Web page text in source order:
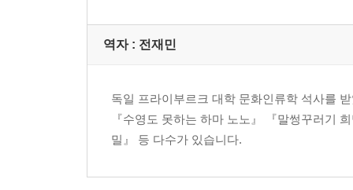
신비에 관해 의견을 나누고 고민해 보는 것은 무척
이 책은 어린이들의 인문적 소양을 높이도록
들어가는 말
정의롭다는 것은 무엇인가요?
왜 세상에는 그렇게 많은 전쟁과 폭력이 있나요?
왜 사람은 죽어야 하나요?
역자 : 전재민
독일 프라이부르크 대학 문화인류학 석사를
『수영도 못하는 하마 노노』 『말썽꾸러기
밀』 등 다수가 있습니다.